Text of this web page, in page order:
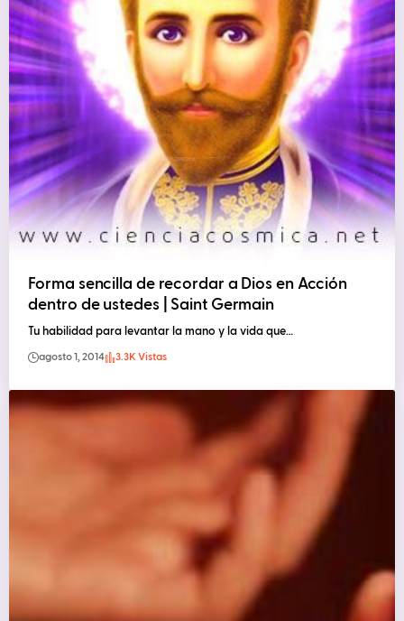
Forma sencilla de recordar a Dios en Acción
dentro de ustedes | Saint Germain
Tu habilidad para levantar la mano y la vida que…
agosto 1, 2014 3.3K Vistas